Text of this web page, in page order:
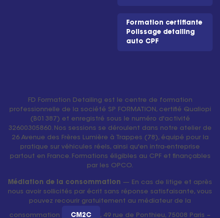
Formation certifiante
Polissage detailing
auto CPF
FD Formation Detailing est le centre de formation
professionnelle de la société SP FORMATION, certifié Qualiopi
(B01387) et enregistré sous le numéro d'activité
32600305860. Nos sessions se déroulent dans notre atelier de
26 Avenue des Frères Lumière à Trappes (78), équipé pour la
pratique sur véhicules réels, ainsi qu'en intra-entreprise
partout en France. Formations éligibles au CPF et finançables
par les OPCO.
Médiation de la consommation — En cas de litige et après
nous avoir sollicités par écrit sans réponse satisfaisante, vous
pouvez recourir gratuitement au médiateur de la
consommation CM2C , 49 rue de Ponthieu, 75008 Paris –